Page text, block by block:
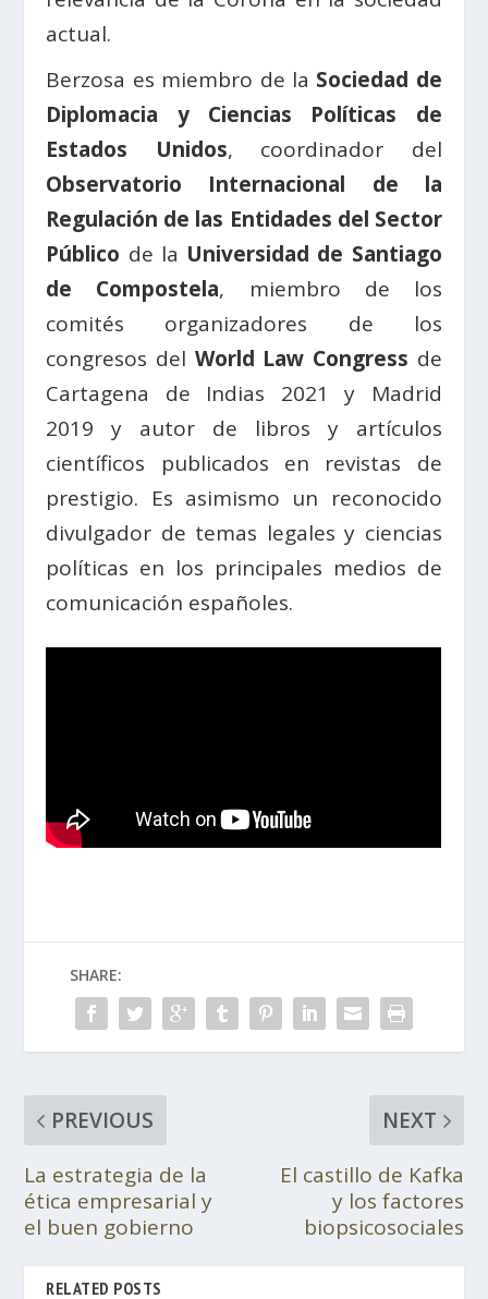
actual.
Berzosa es miembro de la Sociedad de
Diplomacia y Ciencias Políticas de
Estados Unidos, coordinador del
Observatorio Internacional de la
Regulación de las Entidades del Sector
Público de la Universidad de Santiago
de Compostela, miembro de los
comités organizadores de los
congresos del World Law Congress de
Cartagena de Indias 2021 y Madrid
2019 y autor de libros y artículos
científicos publicados en revistas de
prestigio. Es asimismo un reconocido
divulgador de temas legales y ciencias
políticas en los principales medios de
comunicación españoles.
SHARE:
PREVIOUS
La estrategia de la
ética empresarial y
el buen gobierno
NEXT
El castillo de Kafka
y los factores
biopsicosociales
RELATED POSTS